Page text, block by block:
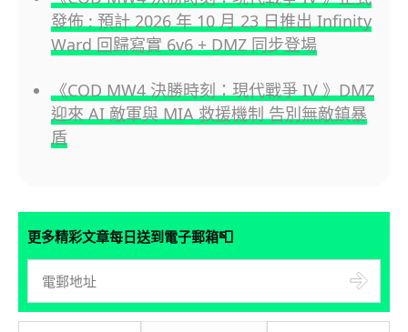
發佈 : 預計 2026 年 10 月 23 日推出 Infinity
Ward 回歸寫實 6v6 + DMZ 同步登場
《COD MW4 決勝時刻：現代戰爭 IV 》DMZ
迎來 AI 敵軍與 MIA 救援機制 告別無敵鎮暴
盾
更多精彩文章每日送到電子郵箱📮